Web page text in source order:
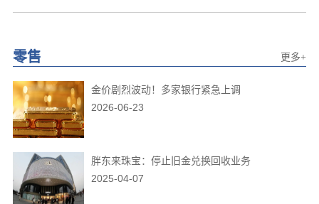
零售 更多+
金价剧烈波动！多家银行紧急上调
2026-06-23
胖东来珠宝：停止旧金兑换回收业务
2025-04-07